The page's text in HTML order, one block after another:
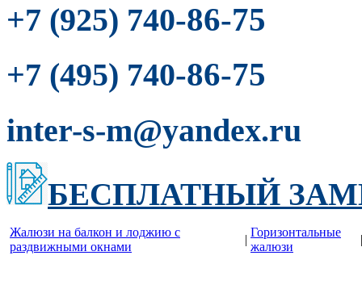
+7 (925) 740-86-75
+7 (495) 740-86-75
inter-s-m@yandex.ru
БЕСПЛАТНЫЙ
Жалюзи на балкон и лоджию c
раздвижными окнами
|
Горизонтальные
жалюзи
|